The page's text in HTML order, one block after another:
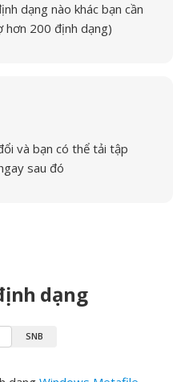
dạng nào khác bạn cần
hơn 200 định dạng)
và bạn có thể tải tập
sau đó
dạng
SNB